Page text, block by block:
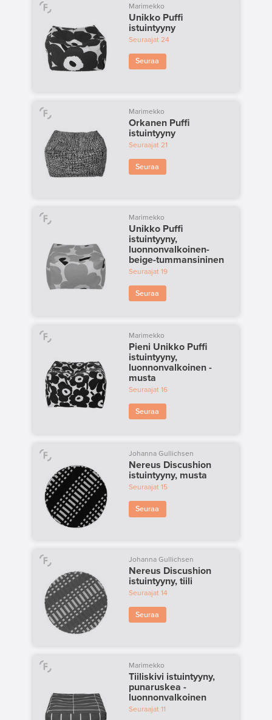
Marimekko
Unikko Puffi
istuintyyny
Seuraajat 24
Seuraa
Marimekko
Orkanen Puffi
istuintyyny
Seuraajat21
Seuraa
Marimekko
Unikko Puffi
istuintyyny,
luonnonvalkoinen-
beige-tummansininen
Seuraajat19
Seuraa
Marimekko
Pieni Unikko Puffi
istuintyyny,
luonnonvalkoinen -
musta
Seuraajat16
Seuraa
Johanna Gullichsen
Nereus Discushion
istuintyyny, musta
Seuraajat15
Seuraa
Johanna Gullichsen
Nereus Discushion
istuintyyny, tiili
Seuraajat14
Seuraa
Marimekko
Tiiliskivi istuintyyny,
punaruskea -
luonnonvalkoinen
Seuraajat 11